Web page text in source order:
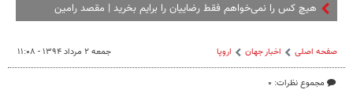
هیچ کس را نمی‌خواهم فقط رضاییان را برایم بخرید | مقصد رامین
صفحه اصلی اخبار جهان اروپا
مجموع نظرات: ۰
جمعه ۲ مرداد ۱۳۹۴ - ۱۱:۰۸